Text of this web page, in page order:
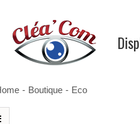
- Boutique - Eco